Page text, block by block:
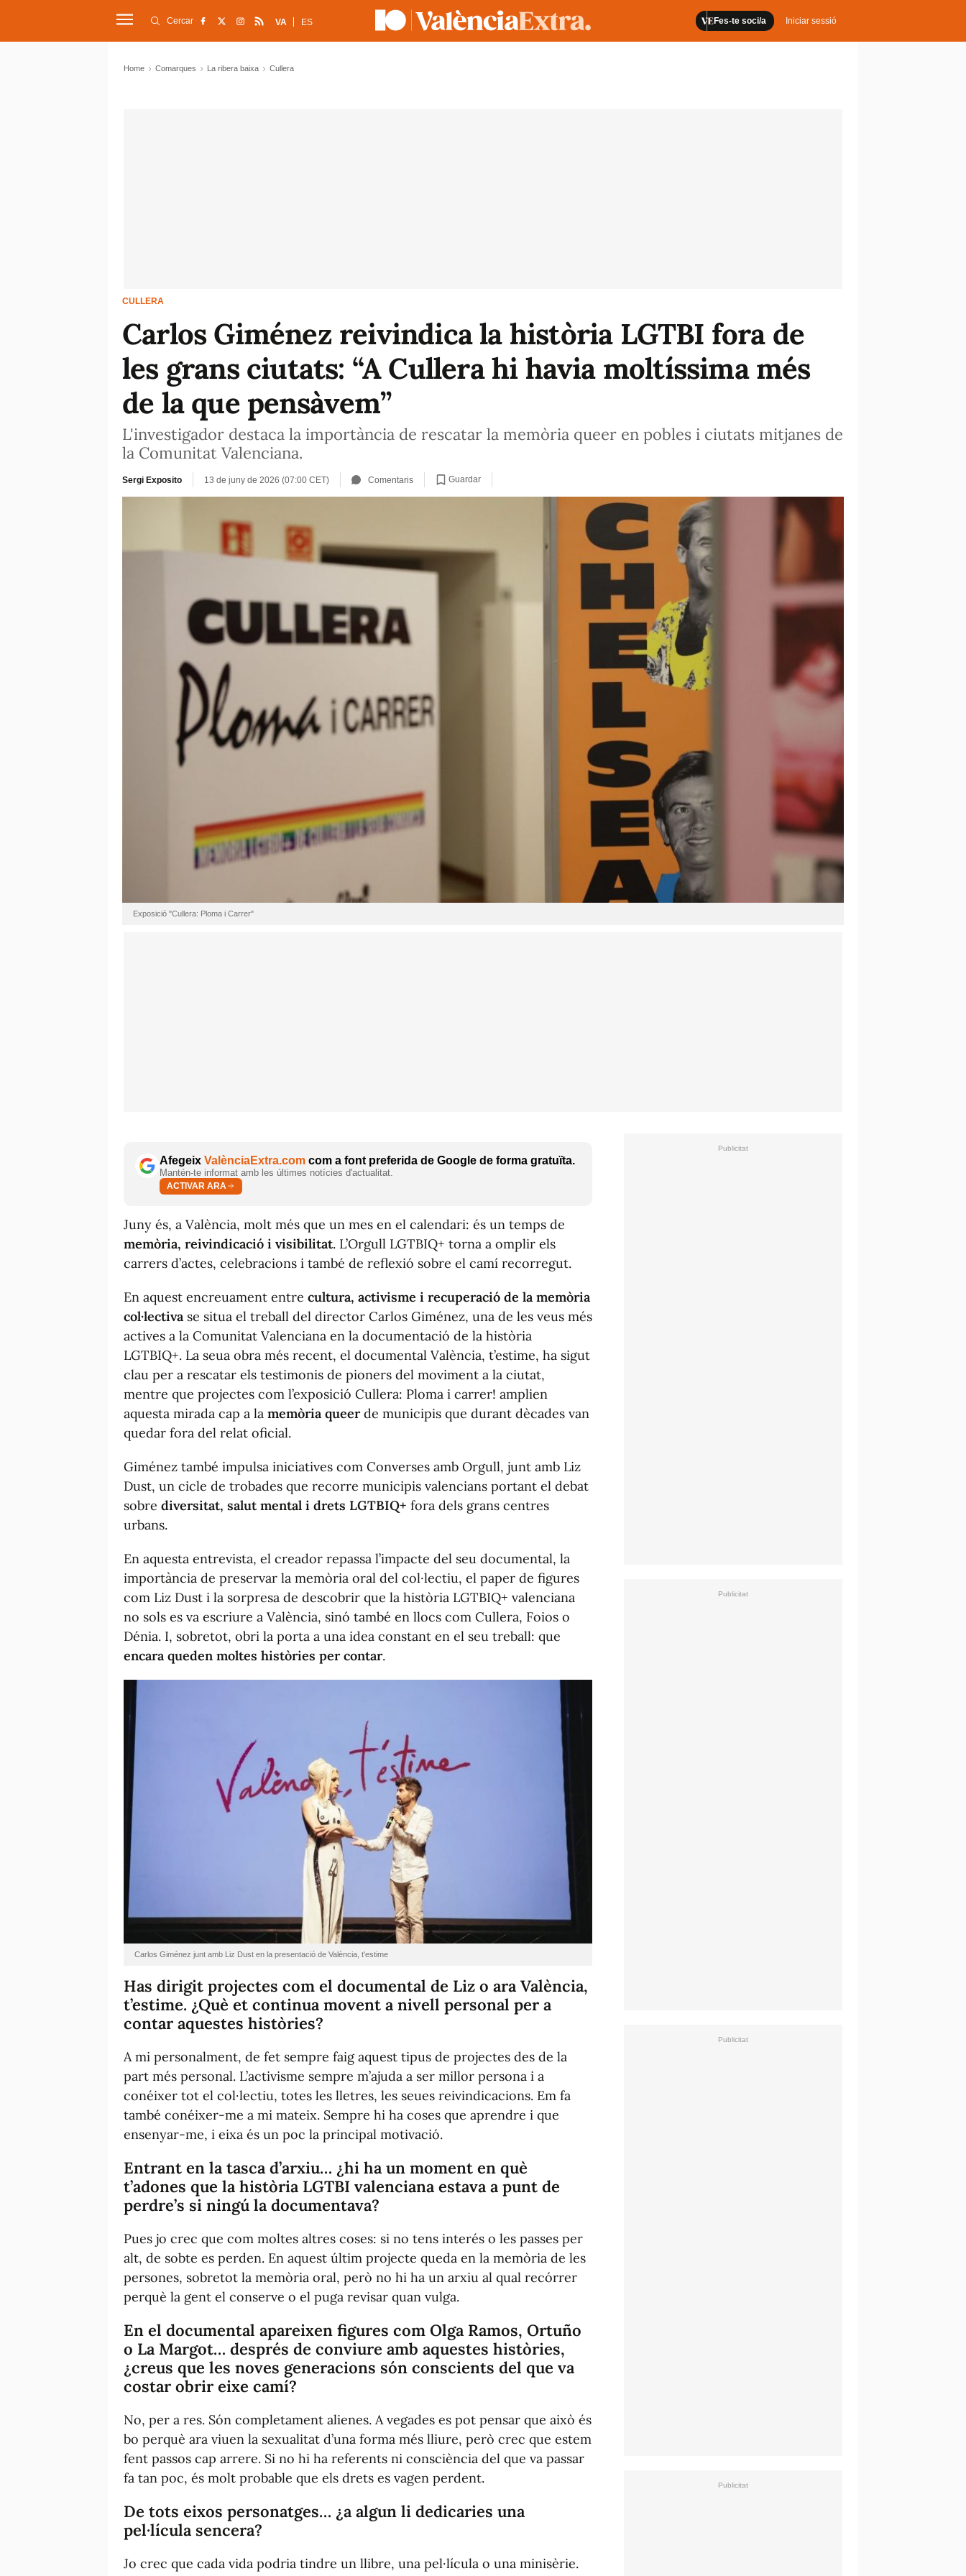
Fes-te soci/a Iniciar sessió
Cercar VA ES
Home Comarques La ribera baixa Cullera
CULLERA
Carlos Giménez reivindica la història LGTBI fora de
les grans ciutats: “A Cullera hi havia moltíssima més
de la que pensàvem”
L'investigador destaca la importància de rescatar la memòria queer en pobles i ciutats mitjanes de
la Comunitat Valenciana.
Sergi Exposito 13 de juny de 2026 (07:00 CET) Comentaris Guardar
Exposició "Cullera: Ploma i Carrer"
Afegeix ValènciaExtra.com com a font preferida de Google de forma gratuïta.
Mantén-te informat amb les últimes notícies d'actualitat.
ACTIVAR ARA
Juny és, a València, molt més que un mes en el calendari: és un temps de
memòria, reivindicació i visibilitat. L’Orgull LGTBIQ+ torna a omplir els
carrers d’actes, celebracions i també de reflexió sobre el camí recorregut.
En aquest encreuament entre cultura, activisme i recuperació de la memòria
col·lectiva se situa el treball del director Carlos Giménez, una de les veus més
actives a la Comunitat Valenciana en la documentació de la història
LGTBIQ+. La seua obra més recent, el documental València, t’estime, ha sigut
clau per a rescatar els testimonis de pioners del moviment a la ciutat,
mentre que projectes com l’exposició Cullera: Ploma i carrer! amplien
aquesta mirada cap a la memòria queerde municipis que durant dècades van
quedar fora del relat oficial.
Giménez també impulsa iniciatives com Converses amb Orgull, junt amb Liz
Dust, un cicle de trobades que recorre municipis valencians portant el debat
sobre diversitat, salut mental i drets LGTBIQ+ fora dels grans centres
urbans.
En aquesta entrevista, el creador repassa l’impacte del seu documental, la
importància de preservar la memòria oral del col·lectiu, el paper de figures
com Liz Dust i la sorpresa de descobrir que la història LGTBIQ+ valenciana
no sols es va escriure a València, sinó també en llocs com Cullera, Foios o
Dénia. I, sobretot, obri la porta a una idea constant en el seu treball: que
encara queden moltes històries per contar.
Carlos Giménez junt amb Liz Dust en la presentació de València, t'estime
Has dirigit projectes com el documental de Liz o ara València,
t’estime. ¿Què et continua movent a nivell personal per a
contar aquestes històries?
A mi personalment, de fet sempre faig aquest tipus de projectes des de la
part més personal. L’activisme sempre m’ajuda a ser millor persona i a
conéixer tot el col·lectiu, totes les lletres, les seues reivindicacions. Em fa
també conéixer-me a mi mateix. Sempre hi ha coses que aprendre i que
ensenyar-me, i eixa és un poc la principal motivació.
Entrant en la tasca d’arxiu… ¿hi ha un moment en què
t’adones que la història LGTBI valenciana estava a punt de
perdre’s si ningú la documentava?
Pues jo crec que com moltes altres coses: si no tens interés o les passes per
alt, de sobte es perden. En aquest últim projecte queda en la memòria de les
persones, sobretot la memòria oral, però no hi ha un arxiu al qual recórrer
perquè la gent el conserve o el puga revisar quan vulga.
En el documental apareixen figures com Olga Ramos, Ortuño
o La Margot… després de conviure amb aquestes històries,
¿creus que les noves generacions són conscients del que va
costar obrir eixe camí?
No, per a res. Són completament alienes. A vegades es pot pensar que això és
bo perquè ara viuen la sexualitat d’una forma més lliure, però crec que estem
fent passos cap arrere. Si no hi ha referents ni consciència del que va passar
fa tan poc, és molt probable que els drets es vagen perdent.
De tots eixos personatges… ¿a algun li dedicaries una
pel·lícula sencera?
Jo crec que cada vida podria tindre un llibre, una pel·lícula o una minisèrie.